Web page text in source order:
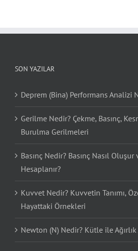
SON YAZILAR
Deprem (Bina) Performans Analizi
Gerilme Nedir? Çekme, Basınç,
Burulma Gerilmeleri
Basınç Nedir? Basınç Nasıl Oluşur
Hesaplanır?
Kuvvet Nedir? Kuvvetin Tanımı,
Hayattaki Örnekleri
Newton (N) Nedir? Kütle ile Ağırlık